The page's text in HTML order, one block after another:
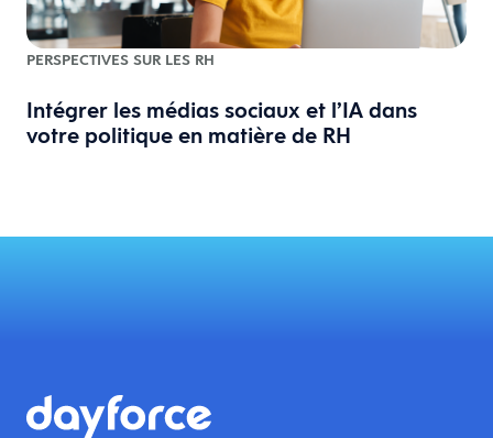
PERSPECTIVES SUR LES RH
Intégrer les médias sociaux et l’IA dans
votre politique en matière de RH